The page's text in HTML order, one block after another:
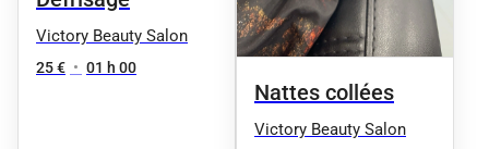
Victory Beauty Salon
25 € • 01 h 00
Nattes collées
Victory Beauty Salon